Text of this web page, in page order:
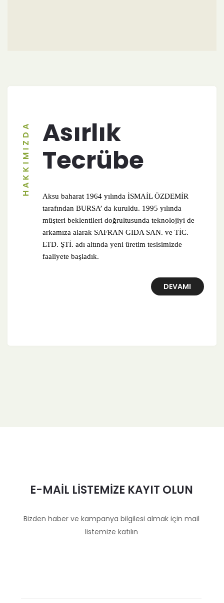
HAKKIMIZDA Asırlık
Tecrübe
Aksu baharat 1964 yılında İSMAİL ÖZDEMİR
tarafından BURSA’ da kuruldu. 1995 yılında
müşteri beklentileri doğrultusunda teknolojiyi de
arkamıza alarak SAFRAN GIDA SAN. ve TİC.
LTD. ŞTİ. adı altında yeni üretim tesisimizde
faaliyete başladık.
DEVAMI
E-MAİL LİSTEMİZE KAYIT OLUN
Bizden haber ve kampanya bilgilesi almak için mail
listemize katılın